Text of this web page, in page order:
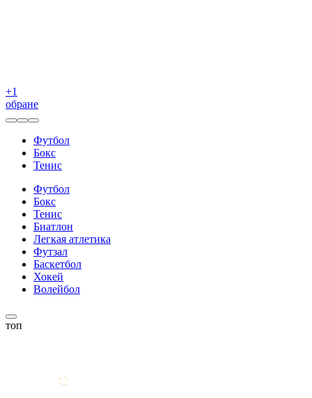
+1
обране
Футбол
Бокс
Тенис
Футбол
Бокс
Тенис
Биатлон
Легкая атлетика
Футзал
Баскетбол
Хокей
Волейбол
топ